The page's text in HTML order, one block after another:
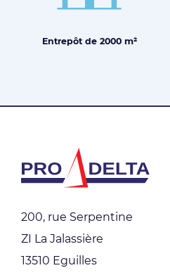
Entrepôt de 2000 m²
200, rue Serpentine
ZI La Jalassière
13510 Eguilles